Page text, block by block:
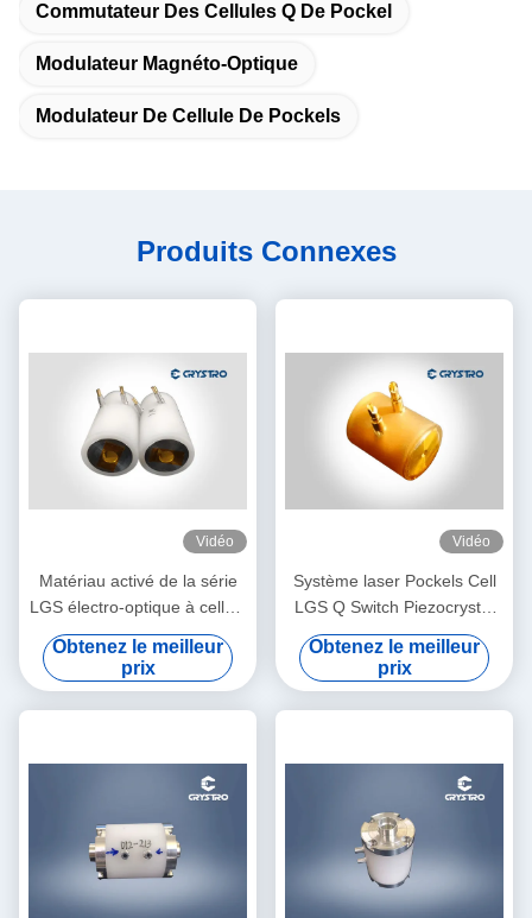
Commutateur Des Cellules Q De Pockel
Modulateur Magnéto-Optique
Modulateur De Cellule De Pockels
Produits Connexes
Vidéo
Matériau activé de la série
LGS électro-optique à cellule
de pockel Q Switch
Obtenez le meilleur
prix
Vidéo
Système laser Pockels Cell
LGS Q Switch Piezocrystal
LGS
Obtenez le meilleur
prix